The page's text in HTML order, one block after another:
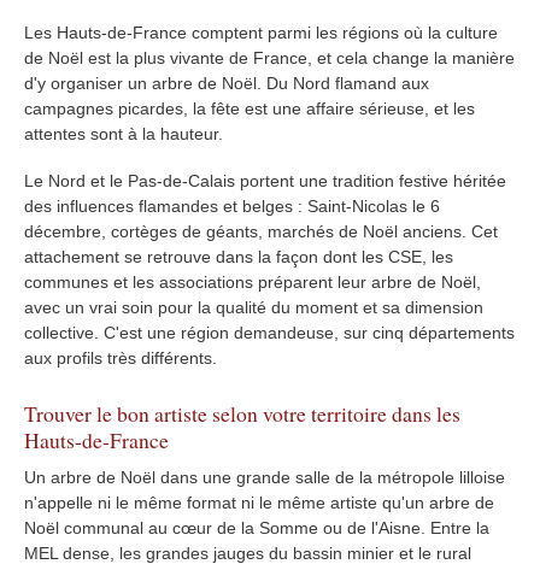
Les Hauts-de-France comptent parmi les régions où la culture
de Noël est la plus vivante de France, et cela change la manière
d'y organiser un arbre de Noël. Du Nord flamand aux
campagnes picardes, la fête est une affaire sérieuse, et les
attentes sont à la hauteur.
Le Nord et le Pas-de-Calais portent une tradition festive héritée
des influences flamandes et belges : Saint-Nicolas le 6
décembre, cortèges de géants, marchés de Noël anciens. Cet
attachement se retrouve dans la façon dont les CSE, les
communes et les associations préparent leur arbre de Noël,
avec un vrai soin pour la qualité du moment et sa dimension
collective. C'est une région demandeuse, sur cinq départements
aux profils très différents.
Trouver le bon artiste selon votre territoire dans les
Hauts-de-France
Un arbre de Noël dans une grande salle de la métropole lilloise
n'appelle ni le même format ni le même artiste qu'un arbre de
Noël communal au cœur de la Somme ou de l'Aisne. Entre la
MEL dense, les grandes jauges du bassin minier et le rural